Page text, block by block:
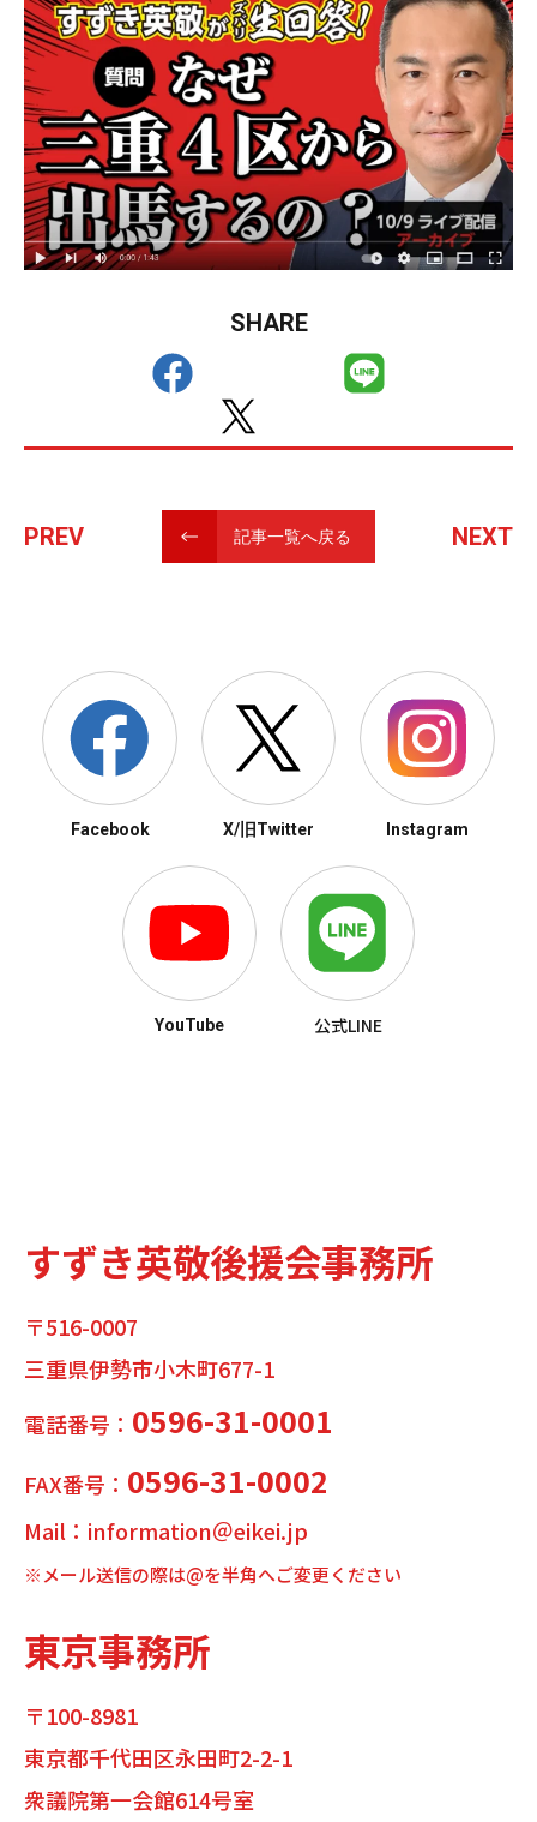
SHARE
PREV 記事一覧へ戻る NEXT
Facebook X/旧Twitter Instagram
YouTube 公式LINE
すずき英敬後援会事務所
〒516-0007
三重県伊勢市小木町677-1
電話番号： 0596-31-0001
FAX番号： 0596-31-0002
Mail：information＠eikei.jp
※メール送信の際は@を半角へご変更ください
東京事務所
〒100-8981
東京都千代田区永田町2-2-1
衆議院第一会館614号室